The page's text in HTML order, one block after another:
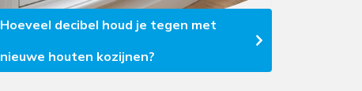
Hoeveel decibel houd je tegen met
nieuwe houten kozijnen?